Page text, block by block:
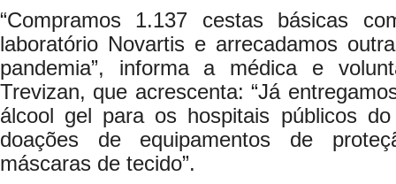
“Compramos 1.137 cestas básicas
laboratório Novartis e arrecadamos
pandemia”, informa a médica e
Trevizan, que acrescenta: “Já
álcool gel para os hospitais públicos
doações de equipamentos de
máscaras de tecido”.